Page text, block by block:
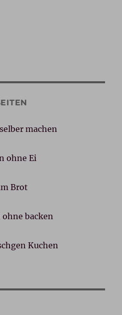
machen
ohne Ei
Brot
backen
Kuchen